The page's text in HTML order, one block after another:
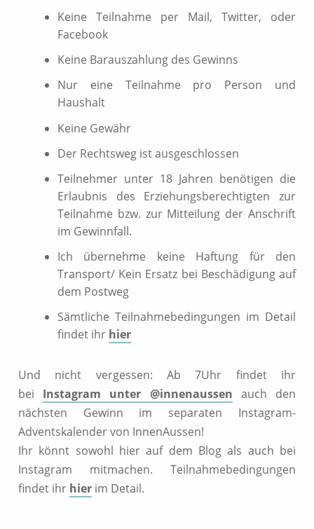
Keine Teilnahme per Mail, Twitter, oder
Facebook
Keine Barauszahlung des Gewinns
Nur eine Teilnahme pro Person und
Haushalt
Keine Gewähr
Der Rechtsweg ist ausgeschlossen
Teilnehmer unter 18 Jahren benötigen die
Erlaubnis des Erziehungsberechtigten zur
Teilnahme bzw. zur Mitteilung der Anschrift
im Gewinnfall.
Ich übernehme keine Haftung für den
Transport/ Kein Ersatz bei Beschädigung auf
dem Postweg
Sämtliche Teilnahmebedingungen im Detail
findet ihr hier
Und nicht vergessen: Ab 7Uhr findet ihr
bei Instagram unter @innenaussen auch den
nächsten Gewinn im separaten Instagram-
Adventskalender von InnenAussen!
Ihr könnt sowohl hier auf dem Blog als auch bei
Instagram mitmachen. Teilnahmebedingungen
findet ihr hier im Detail.